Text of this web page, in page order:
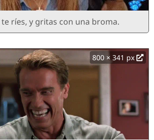
ríes, y gritas con una broma.
800 × 341 px